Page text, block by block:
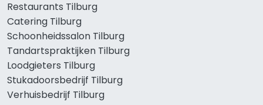
Restaurants Tilburg
Catering Tilburg
Schoonheidssalon Tilburg
Tandartspraktijken Tilburg
Loodgieters Tilburg
Stukadoorsbedrijf Tilburg
Verhuisbedrijf Tilburg